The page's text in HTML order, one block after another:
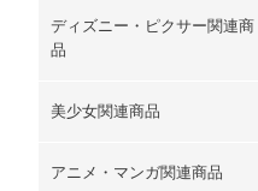
ディズニー・ピクサー関連商
品
美少女関連商品
アニメ・マンガ関連商品